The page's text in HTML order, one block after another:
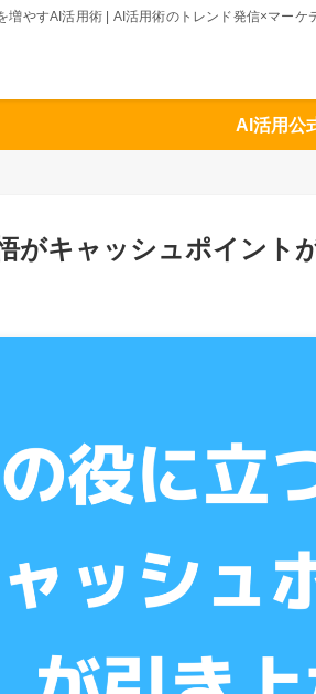
やすAI活用術 | AI活用術のトレンド発信×マーケ
AI活用公
がキャッシュポイント